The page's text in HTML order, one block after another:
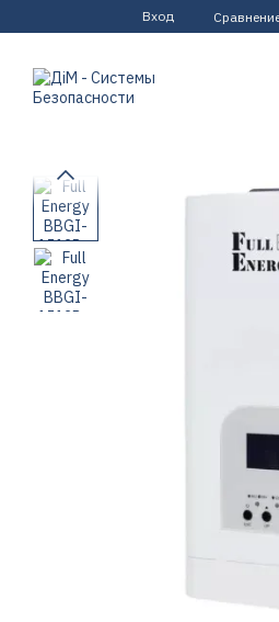
Перейти к основному контенту
Вход